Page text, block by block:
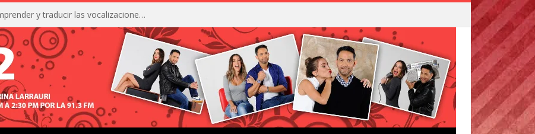
La IA está acercándonos a comprender y traducir las vocalizaciones y comportamientos de nuestras mascotas